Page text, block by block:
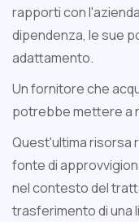
rapporti con
dipendenza, le sue
adattamento.
Un fornitore che
potrebbe mettere a
Quest'ultima risorsa
fonte di
nel contesto del
trasferimento di una